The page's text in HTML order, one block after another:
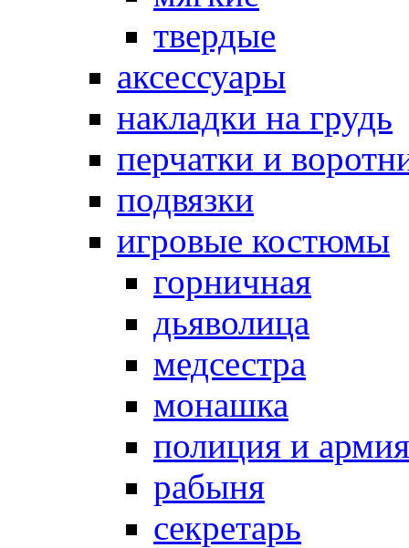
твердые
аксессуары
накладки на грудь
перчатки и
подвязки
игровые костюмы
горничная
дьяволица
медсестра
монашка
полиция и армия
рабыня
секретарь